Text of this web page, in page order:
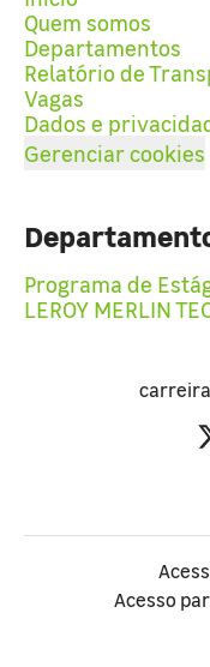
Quem somos
Departamentos
Relatório de
Vagas
Dados e
Gerenciar cookies
Programa de
LEROY MERLIN
Acesso